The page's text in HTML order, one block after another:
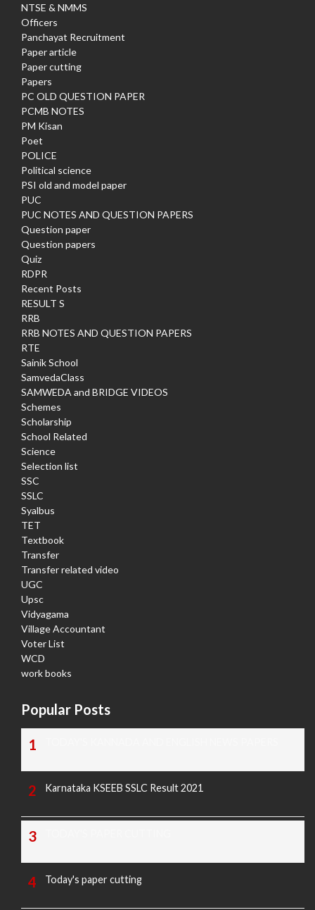
NTSE & NMMS
Officers
Panchayat Recruitment
Paper article
Paper cutting
Papers
PC OLD QUESTION PAPER
PCMB NOTES
PM Kisan
Poet
POLICE
Political science
PSI old and model paper
PUC
PUC NOTES AND QUESTION PAPERS
Question paper
Question papers
Quiz
RDPR
Recent Posts
RESULT S
RRB
RRB NOTES AND QUESTION PAPERS
RTE
Sainik School
SamvedaClass
SAMWEDA and BRIDGE VIDEOS
Schemes
Scholarship
School Related
Science
Selection list
SSC
SSLC
Syalbus
TET
Textbook
Transfer
Transfer related video
UGC
Upsc
Vidyagama
Village Accountant
Voter List
WCD
work books
Popular Posts
Karnataka KSEEB SSLC Result 2021
Today's paper cutting